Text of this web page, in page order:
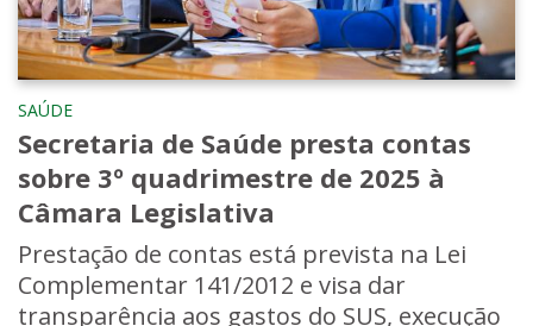
SAÚDE
Secretaria de Saúde presta contas
sobre 3º quadrimestre de 2025 à
Câmara Legislativa
Prestação de contas está prevista na Lei
Complementar 141/2012 e visa dar
transparência aos gastos do SUS, execução